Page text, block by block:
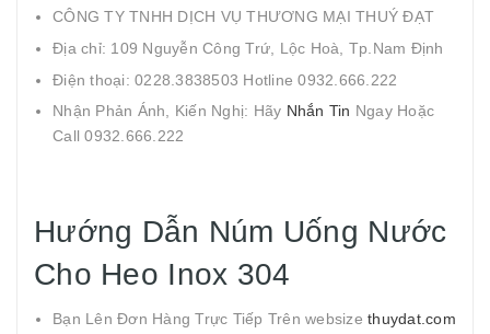
CÔNG TY TNHH DỊCH VỤ THƯƠNG MẠI THUÝ ĐẠT
Địa chỉ: 109 Nguyễn Công Trứ, Lộc Hoà, Tp.Nam Định
Điện thoại: 0228.3838503 Hotline 0932.666.222
Nhận Phản Ánh, Kiến Nghị: Hãy Nhắn Tin Ngay Hoặc
Call 0932.666.222
Hướng Dẫn Núm Uống Nước
Cho Heo Inox 304
Bạn Lên Đơn Hàng Trực Tiếp Trên websize thuydat.com